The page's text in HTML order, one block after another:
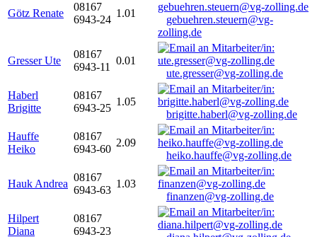
Götz Renate
08167
6943-24
1.01
gebuehren.steuern@vg-
zolling.de
Gresser Ute
08167
6943-11
0.01
ute.gresser@vg-zolling.de
Haberl
Brigitte
08167
6943-25
1.05
brigitte.haberl@vg-zolling.de
Hauffe
Heiko
08167
6943-60
2.09
heiko.hauffe@vg-zolling.de
Hauk Andrea
08167
6943-63
1.03
finanzen@vg-zolling.de
Hilpert
Diana
08167
6943-23